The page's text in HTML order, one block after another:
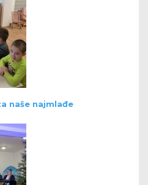
naše najmlađe